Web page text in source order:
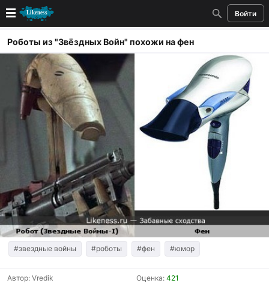
Войти
Новые
Лучшие
Голосование
Кандидаты
Случайное сходство 👍
Создать сходство
Для публикации необходима авторизация
Поиск
Роботы из "Звёздных Войн" похожи на фен
#звездные войны #роботы #фен #юмор
Автор: Vredik Оценка: 421